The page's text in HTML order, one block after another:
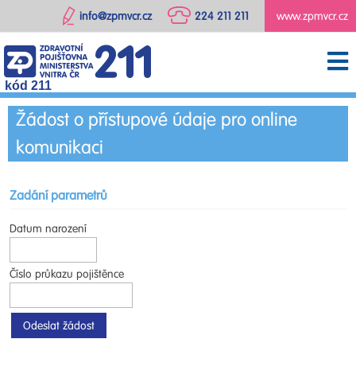
www.zpmvcr.cz
224 211 211
info@zpmvcr.cz
kód 211
Žádost o přístupové údaje pro online
komunikaci
Zadání parametrů
Datum narození
Číslo průkazu pojištěnce